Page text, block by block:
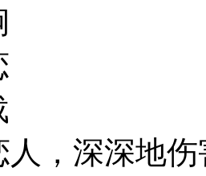
，深深地伤